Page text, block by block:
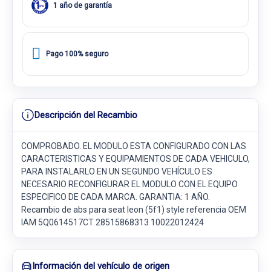
1 año de garantía
Pago 100% seguro
Descripción del Recambio
COMPROBADO. EL MODULO ESTA CONFIGURADO CON LAS
CARACTERISTICAS Y EQUIPAMIENTOS DE CADA VEHICULO,
PARA INSTALARLO EN UN SEGUNDO VEHÍCULO ES
NECESARIO RECONFIGURAR EL MODULO CON EL EQUIPO
ESPECIFICO DE CADA MARCA. GARANTIA: 1 AÑO.
Recambio de abs para seat leon (5f1) style referencia OEM
IAM 5Q0614517CT 28515868313 10022012424
Información del vehículo de origen